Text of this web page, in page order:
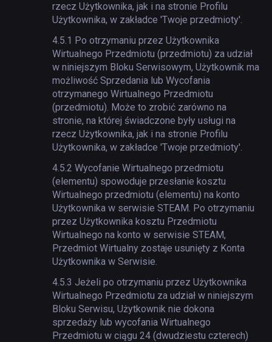
rzecz Użytkownika, jak i na stronie Profilu
Użytkownika, w zakładce 'Twoje przedmioty'.
4.5.1 Po otrzymaniu przez Użytkownika
Wirtualnego Przedmiotu (przedmiotu) za udział
w niniejszym Bloku Serwisowym, Użytkownik ma
możliwość Sprzedania lub Wycofania
otrzymanego Wirtualnego Przedmiotu
(przedmiotu). Może to zrobić zarówno na
stronie, na której świadczone były usługi na
rzecz Użytkownika, jak i na stronie Profilu
Użytkownika, w zakładce 'Twoje przedmioty'.
4.5.2 Wycofanie Wirtualnego przedmiotu
(elementu) spowoduje przesłanie kosztu
Wirtualnego przedmiotu (elementu) na konto
Użytkownika w serwisie STEAM. Po otrzymaniu
przez Użytkownika kosztu Przedmiotu
Wirtualnego na konto w serwisie STEAM,
Przedmiot Wirtualny zostaje usunięty z Konta
Użytkownika w Serwisie.
4.5.3 Jeżeli po otrzymaniu przez Użytkownika
Wirtualnego Przedmiotu za udział w niniejszym
Bloku Serwisu, Użytkownik nie dokona
sprzedaży lub wycofania Wirtualnego
Przedmiotu w ciągu 24 (dwudziestu czterech)